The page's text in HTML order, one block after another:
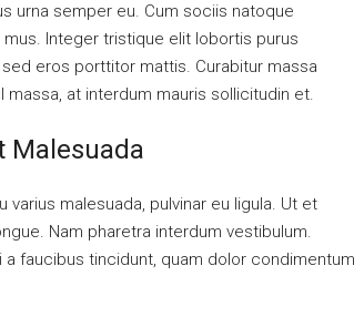
urna semper eu. Cum sociis natoque
Integer tristique elit lobortis purus
eros porttitor mattis. Curabitur massa
massa, at interdum mauris sollicitudin et.
Malesuada
malesuada, pulvinar eu ligula. Ut et
Nam pharetra interdum vestibulum.
faucibus tincidunt, quam dolor condimentum